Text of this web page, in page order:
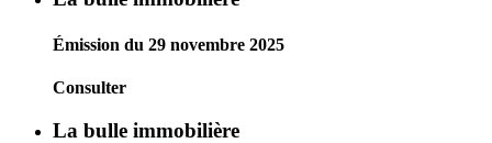
Émission du 29 novembre 2025
Consulter
La bulle immobilière